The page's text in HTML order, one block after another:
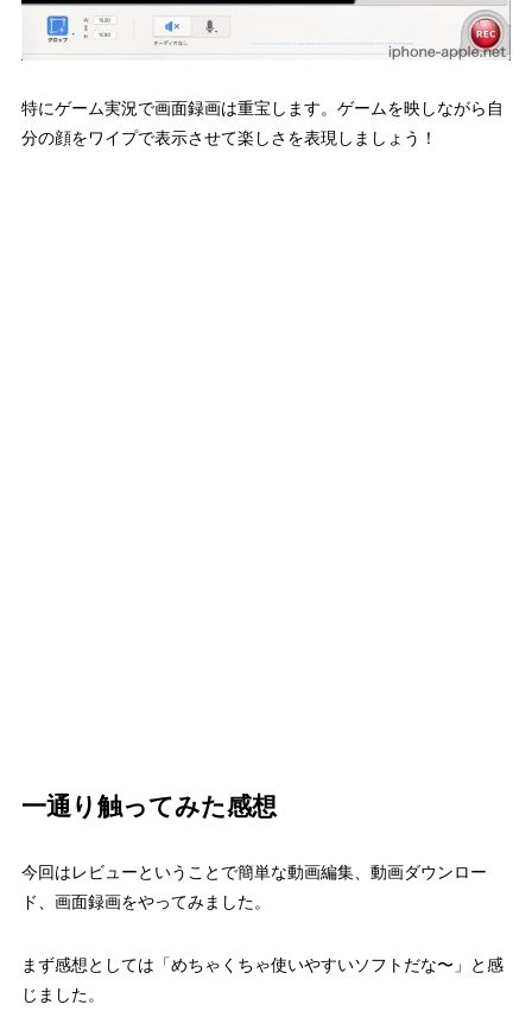
特にゲーム実況で画面録画は重宝します。ゲームを映しながら自
分の顔をワイプで表示させて楽しさを表現しましょう！
一通り触ってみた感想
今回はレビューということで簡単な動画編集、動画ダウンロー
ド、画面録画をやってみました。
まず感想としては「めちゃくちゃ使いやすいソフトだな〜」と感
じました。